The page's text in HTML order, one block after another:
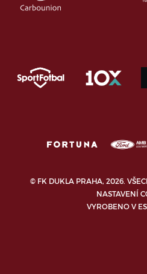
© FK DUKLA PRAHA, 2026.
NASTAVENÍ
VYROBENO V